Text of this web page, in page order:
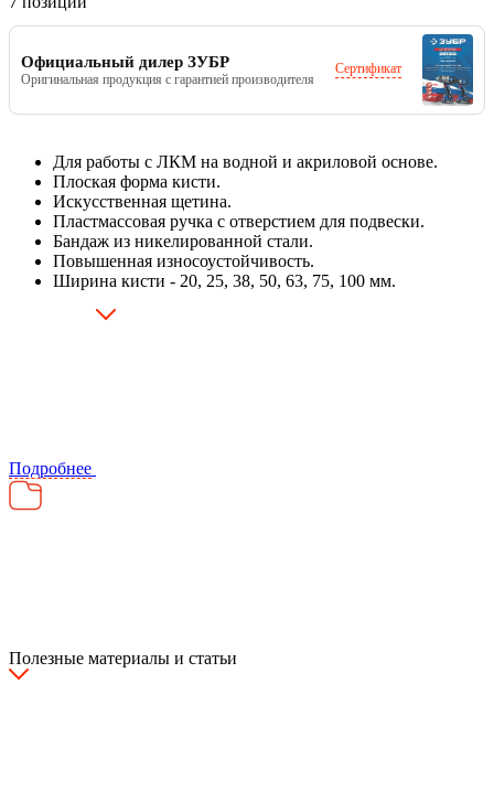
Официальный дилер ЗУБР
Оригинальная продукция с гарантией производителя
Сертификат
Для работы с ЛКМ на водной и акриловой основе.
Плоская форма кисти.
Искусственная щетина.
Пластмассовая ручка с отверстием для подвески.
Бандаж из никелированной стали.
Повышенная износоустойчивость.
Ширина кисти - 20, 25, 38, 50, 63, 75, 100 мм.
Подробнее
Полезные материалы и статьи